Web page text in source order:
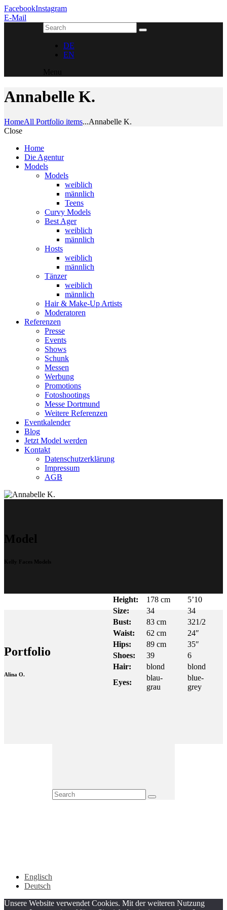
FacebookInstagram
E-Mail
DE
EN
Menu
Annabelle K.
HomeAll Portfolio items...Annabelle K.
Close
Home
Die Agentur
Models
Models
weiblich
männlich
Teens
Curvy Models
Best Ager
weiblich
männlich
Hosts
weiblich
männlich
Tänzer
weiblich
männlich
Hair & Make-Up Artists
Moderatoren
Referenzen
Presse
Events
Shows
Schunk
Messen
Werbung
Promotions
Fotoshootings
Messe Dortmund
Weitere Referenzen
Eventkalender
Blog
Jetzt Model werden
Kontakt
Datenschutzerklärung
Impressum
AGB
Model
Kelly Faces Models
Height: 178 cm
5’10
Size:
34
34
Bust:
83 cm
321/2
Waist:
62 cm
24″
Hips:
89 cm
35″
Shoes:
39
6
Hair:
blond
blond
Eyes:
blau-
grau
blue-
grey
Portfolio
Alina O.
Englisch
Deutsch
Unsere Website verwendet Cookies. Mit der weiteren Nutzung